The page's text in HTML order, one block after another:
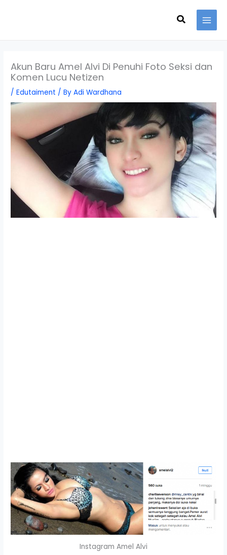
Search
Akun Baru Amel Alvi Di Penuhi Foto Seksi dan
Komen Lucu Netizen
/Edutaiment / ByAdi Wardhana
Instagram Amel Alvi